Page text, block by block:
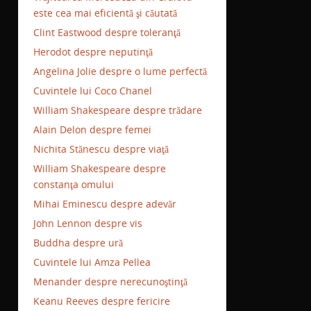
este cea mai eficientă şi căutată
Clint Eastwood despre toleranţă
Herodot despre neputinţă
Angelina Jolie despre o lume perfectă
Cuvintele lui Coco Chanel
William Shakespeare despre trădare
Alain Delon despre femei
Nichita Stănescu despre viaţă
William Shakespeare despre
constanţa omului
Mihai Eminescu despre adevăr
John Lennon despre vis
Buddha despre ură
Cuvintele lui Amza Pellea
Menander despre nerecunoştinţă
Keanu Reeves despre fericire